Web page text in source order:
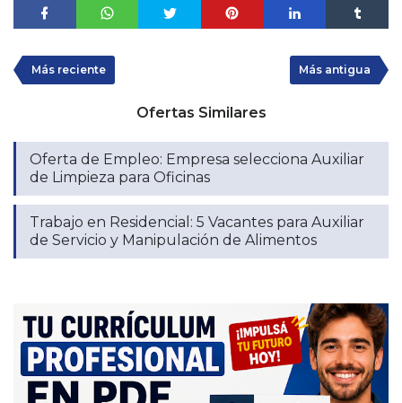
Más reciente Más antigua
Ofertas Similares
Oferta de Empleo: Empresa selecciona Auxiliar
de Limpieza para Oficinas
Trabajo en Residencial: 5 Vacantes para Auxiliar
de Servicio y Manipulación de Alimentos